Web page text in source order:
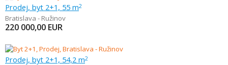
Prodej, byt 2+1, 55 m2
Bratislava - Ružinov
220 000,00 EUR
Prodej, byt 2+1, 54,2 m2